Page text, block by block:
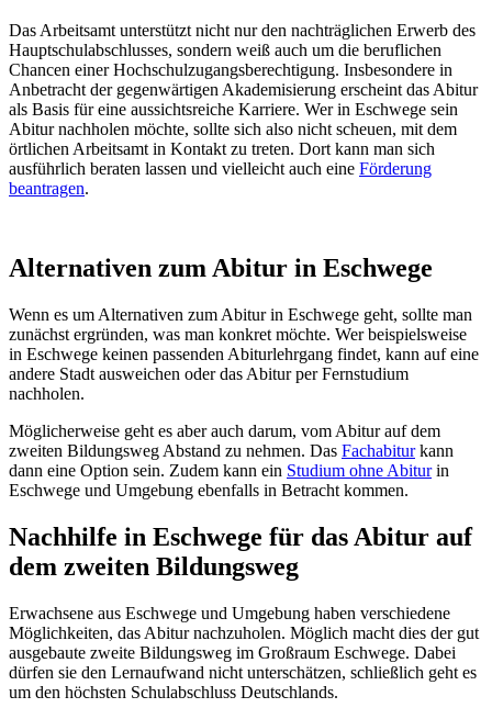
Das Arbeitsamt unterstützt nicht nur den nachträglichen Erwerb des
Hauptschulabschlusses, sondern weiß auch um die beruflichen
Chancen einer Hochschulzugangsberechtigung. Insbesondere in
Anbetracht der gegenwärtigen Akademisierung erscheint das Abitur
als Basis für eine aussichtsreiche Karriere. Wer in Eschwege sein
Abitur nachholen möchte, sollte sich also nicht scheuen, mit dem
örtlichen Arbeitsamt in Kontakt zu treten. Dort kann man sich
ausführlich beraten lassen und vielleicht auch eine Förderung
beantragen.
Alternativen zum Abitur in Eschwege
Wenn es um Alternativen zum Abitur in Eschwege geht, sollte man
zunächst ergründen, was man konkret möchte. Wer beispielsweise
in Eschwege keinen passenden Abiturlehrgang findet, kann auf eine
andere Stadt ausweichen oder das Abitur per Fernstudium
nachholen.
Möglicherweise geht es aber auch darum, vom Abitur auf dem
zweiten Bildungsweg Abstand zu nehmen. Das Fachabiturkann
dann eine Option sein. Zudem kann ein Studium ohne Abiturin
Eschwege und Umgebung ebenfalls in Betracht kommen.
Nachhilfe in Eschwege für das Abitur auf
dem zweiten Bildungsweg
Erwachsene aus Eschwege und Umgebung haben verschiedene
Möglichkeiten, das Abitur nachzuholen. Möglich macht dies der gut
ausgebaute zweite Bildungsweg im Großraum Eschwege. Dabei
dürfen sie den Lernaufwand nicht unterschätzen, schließlich geht es
um den höchsten Schulabschluss Deutschlands.